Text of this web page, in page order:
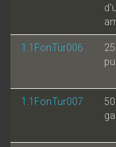
1.1FonTur006
1.1FonTur007